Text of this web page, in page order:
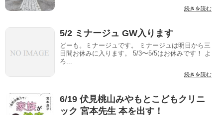
続きを読む
5/2 ミナージュ GW入ります
どーも。ミナージュです。 ミナージュは明日から三
日間お休みに入ります。 5/3〜5/5はお休みです！ よ
ろ...
続きを読む
6/19 伏見桃山みやもとこどもクリニ
ック 宮本先生 本を出す！